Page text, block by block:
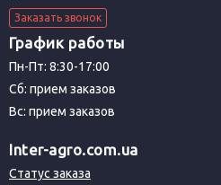
Заказать звонок
График работы
Пн-Пт: 8:30-17:00
Сб: прием заказов
Вс: прием заказов
Inter-agro.com.ua
Статус заказа